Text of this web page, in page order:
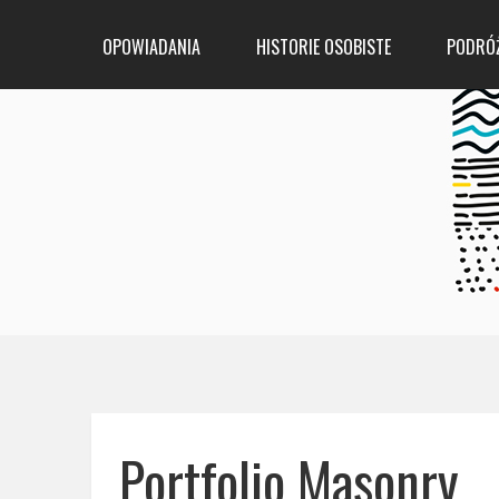
OPOWIADANIA HISTORIE OSOBISTE
Portfolio Masonry